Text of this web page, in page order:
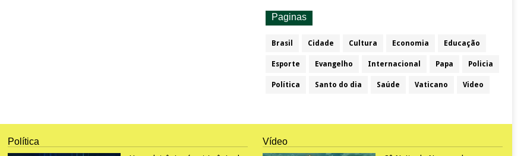
Paginas
Brasil Cidade Cultura Economia Educação
Esporte Evangelho Internacional Papa Policia
Política Santo do dia Saúde Vaticano Video
Política Vídeo